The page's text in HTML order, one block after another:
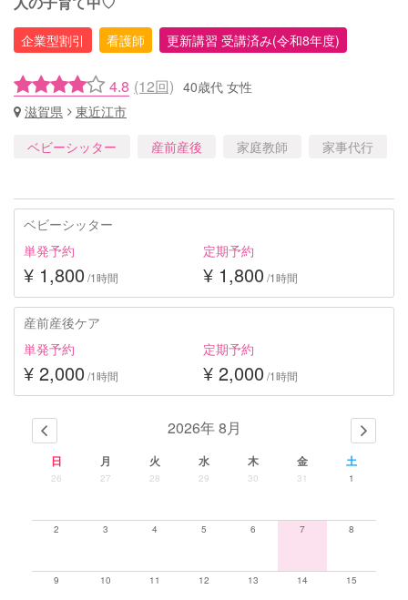
企業型割引 看護師 更新講習 受講済み(令和8年度)
4.8 (12回) 40歳代 女性
滋賀県
東近江市
ベビーシッター
産前産後 家庭教師 家事代行
ベビーシッター
単発予約
¥ 1,800 /1時間
定期予約
¥ 1,800 /1時間
産前産後ケア
単発予約
¥ 2,000 /1時間
定期予約
¥ 2,000 /1時間
2026年 8月
日 月 火 水 木 金 土
26 27 28 29 30 31 1
2 3 4 5 6 7 8
9 10 11 12 13 14 15